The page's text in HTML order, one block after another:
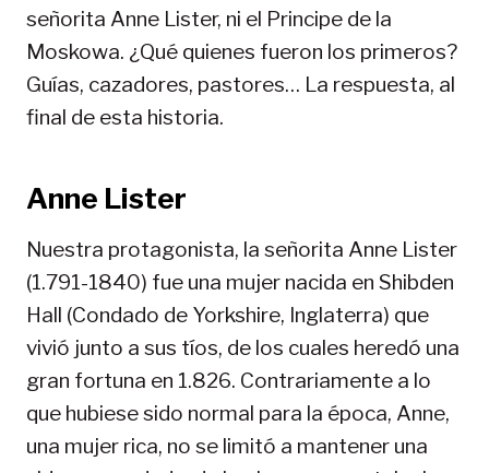
señorita Anne Lister, ni el Principe de la
Moskowa. ¿Qué quienes fueron los primeros?
Guías, cazadores, pastores… La respuesta, al
final de esta historia.
Anne Lister
Nuestra protagonista, la señorita Anne Lister
(1.791-1840) fue una mujer nacida en Shibden
Hall (Condado de Yorkshire, Inglaterra) que
vivió junto a sus tíos, de los cuales heredó una
gran fortuna en 1.826. Contrariamente a lo
que hubiese sido normal para la época, Anne,
una mujer rica, no se limitó a mantener una